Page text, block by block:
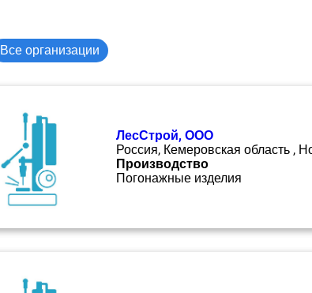
Все организации
ЛесСтрой, ООО
Россия, Кемеровская область ,
Производство
Погонажные изделия